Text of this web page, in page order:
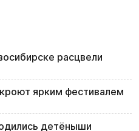
расцвели
ярким фестивалем
детёныши